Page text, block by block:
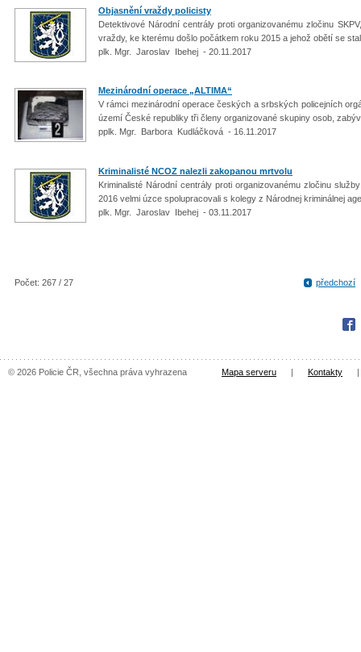
Objasnění vraždy policisty
Detektivové Národní centrály proti organizovanému zločinu
vraždy, ke kterému došlo počátkem roku 2015 a jehož obětí se
plk. Mgr. Jaroslav Ibehej - 20.11.2017
Mezinárodní operace „ALTIMA“
V rámci mezinárodní operace českých a srbských policejních
území České republiky tři členy organizované skupiny osob,
pplk. Mgr. Barbora Kudláčková - 16.11.2017
Kriminalisté NCOZ nalezli zakopanou mrtvolu
Kriminalisté Národní centrály proti organizovanému zločinu
2016 velmi úzce spolupracovali s kolegy z Národnej kriminálnej
plk. Mgr. Jaroslav Ibehej - 03.11.2017
Počet: 267 / 27 předchozí
© 2026 Policie ČR, všechna práva vyhrazena Mapa serveru | Kontakty |